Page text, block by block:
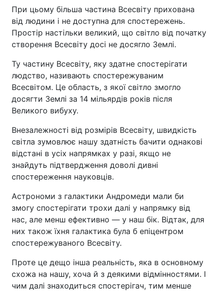
При цьому більша частина Всесвіту прихована
від людини і не доступна для спостережень.
Простір настільки великий, що світло від початку
створення Всесвіту досі не досягло Землі.
Ту частину Всесвіту, яку здатне спостерігати
людство, називають спостережуваним
Всесвітом. Це область, з якої світло змогло
досягти Землі за 14 мільярдів років після
Великого вибуху.
Внезалежності від розмірів Всесвіту, швидкість
світла зумовлює нашу здатність бачити однакові
відстані в усіх напрямках у разі, якщо не
знайдуть підтвердження доволі дивні
спостереження науковців.
Астрономи з галактики Андромеди мали би
змогу спостерігати трохи далі у напрямку від
нас, але менш ефективно — у наш бік. Відтак, для
них також їхня галактика була б епіцентром
спостережуваного Всесвіту.
Проте це дещо інша реальність, яка в основному
схожа на нашу, хоча й з деякими відмінностями. І
чим далі знаходиться спостерігач, тим менше